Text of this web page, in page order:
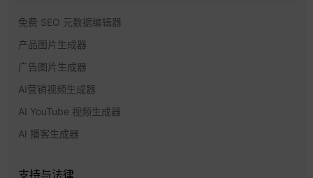
免费 SEO 元数据编辑器
产品图片生成器
广告图片生成器
AI营销视频生成器
AI YouTube 视频生成器
AI 播客生成器
支持与法律